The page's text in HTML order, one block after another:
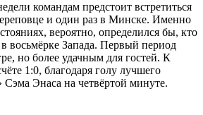
командам предстоит встретиться
и один раз в Минске. Именно
вероятно, определился бы, кто
восьмёрке Запада. Первый период
но более удачным для гостей. К
1:0, благодаря голу лучшего
Энаса на четвёртой минуте.